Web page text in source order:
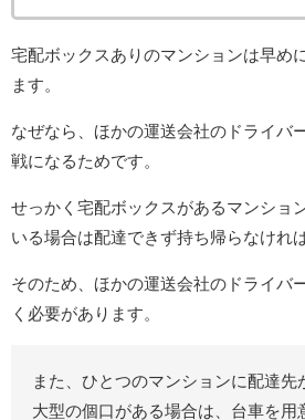
宅配ボックスありのマンションは早め
ます。
なぜなら、ほかの運送会社のドライバ
戦になるためです。
せっかく宅配ボックスがあるマンショ
いる場合は配達できず持ち帰らなけれ
そのため、ほかの運送会社のドライバ
く必要があります。
また、ひとつのマンションに配達先
大型の個口がある場合は、台車を用